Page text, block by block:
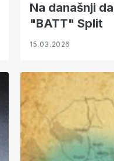
Na današnji
"BATT" Split
15.03.2026